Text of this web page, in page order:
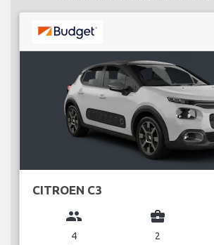
CITROEN C3
group
4
business_center
2